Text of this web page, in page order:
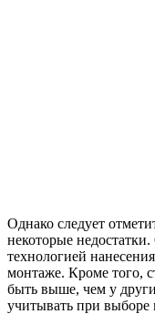
Однако следует
некоторые
технологией
монтаже. Кроме того,
быть выше, чем у
учитывать при выборе